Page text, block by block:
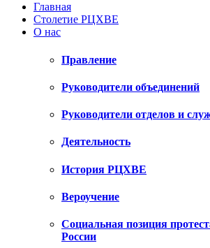
Главная
Столетие РЦХВЕ
О нас
Правление
Руководители объединений
Руководители отделов и
Деятельность
История РЦХВЕ
Вероучение
Социальная позиция
России